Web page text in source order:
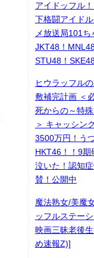
アイドッフル
下格闘アイド
メ放送局101
JKT48！
STU48！
ヒウラッフル
敷補完計画 ＜
死からの～特
＞ キャッシン
3500万円！う
HKT46！！9期
泣いた！認知
賛！公開中
魔法熟女/美魔
ッフルステー
映画三昧老後
め速報Z)]